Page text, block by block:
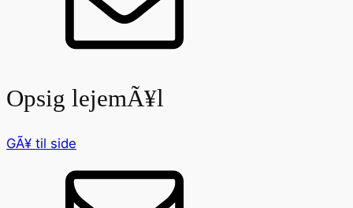
Opsig lejemÃ¥l
GÃ¥ til side